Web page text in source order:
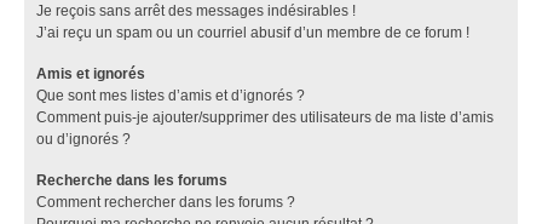
Je reçois sans arrêt des messages indésirables !
J’ai reçu un spam ou un courriel abusif d’un membre de ce forum !
Amis et ignorés
Que sont mes listes d’amis et d’ignorés ?
Comment puis-je ajouter/supprimer des utilisateurs de ma liste d’amis
ou d’ignorés ?
Recherche dans les forums
Comment rechercher dans les forums ?